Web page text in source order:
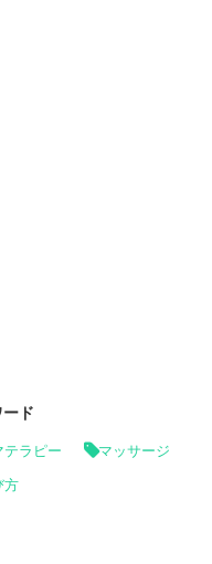
ド
テラピー マッサージ
方